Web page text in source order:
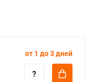
от 1 до 3 дней